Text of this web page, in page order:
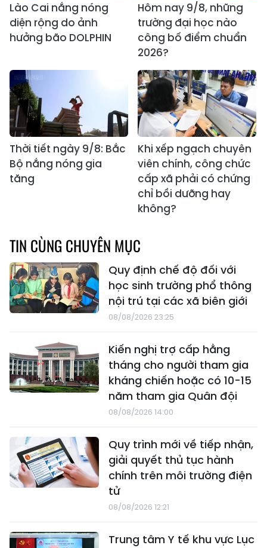
Lào Cai nắng nóng
diện rộng do ảnh
hưởng bão DOLPHIN
Hôm nay 9/8, những
trường đại học nào
công bố điểm chuẩn
2026?
Thời tiết ngày 9/8: Bắc
Bộ nắng nóng gia
tăng
Khi xếp ngạch chuyên
viên chính, công chức
cấp xã phải có chứng
chỉ bồi dưỡng hay
không?
TIN CÙNG CHUYÊN MỤC
Quy định chế độ đối với
học sinh trường phổ thông
nội trú tại các xã biên giới
08/08/2026 23:25
Kiến nghị trợ cấp hằng
tháng cho người tham gia
kháng chiến hoặc có 10-15
năm tham gia Quân đội
08/08/2026 14:00
Quy trình mới về tiếp nhận,
giải quyết thủ tục hành
chính trên môi trường điện
tử
08/08/2026 12:21
Trung tâm Y tế khu vực Lục